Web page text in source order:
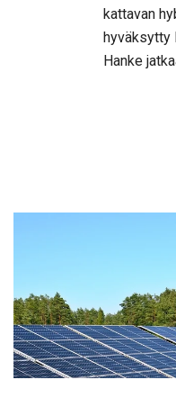
kattavan
hyväksytty
Hanke